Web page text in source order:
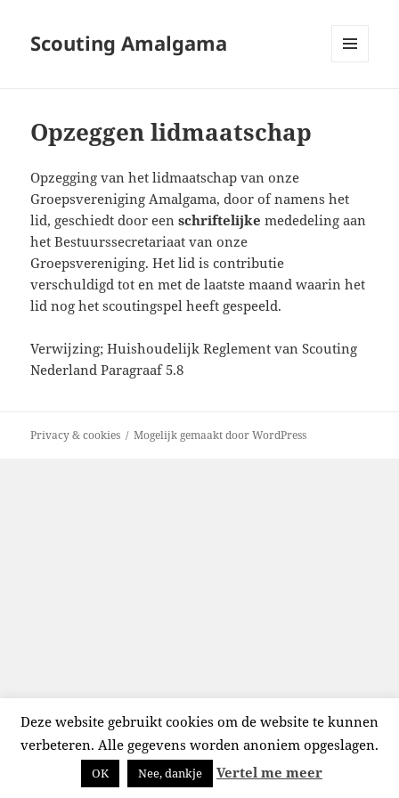
Scouting Amalgama
Opzeggen lidmaatschap
Opzegging van het lidmaatschap van onze
Groepsvereniging Amalgama, door of namens het
lid, geschiedt door eenschriftelijke mededeling aan
het Bestuurssecretariaat van onze
Groepsvereniging. Het lid is contributie
verschuldigd tot en met de laatste maand waarin het
lid nog het scoutingspel heeft gespeeld.
Verwijzing; Huishoudelijk Reglement van Scouting
Nederland Paragraaf 5.8
Privacy & cookies Mogelijk gemaakt door WordPress
Deze website gebruikt cookies om de website te kunnen
verbeteren. Alle gegevens worden anoniem opgeslagen.
OK Nee, dankje Vertel me meer